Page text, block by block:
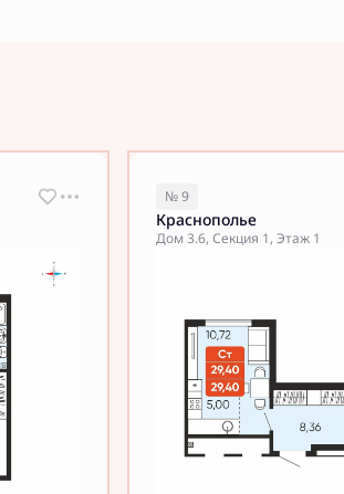
№ 9
Краснополье
Дом 3.6, Секция 1, Этаж 1